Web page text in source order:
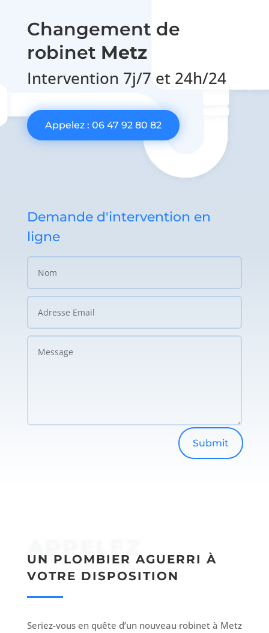
Changement de
robinet Metz
Intervention 7j/7 et 24h/24
Appelez : 06 47 92 80 82
Demande d'intervention en
ligne
Submit
APPELEZ
UN PLOMBIER AGUERRI À
VOTRE DISPOSITION
Seriez-vous en quête d’un nouveau robinet à Metz